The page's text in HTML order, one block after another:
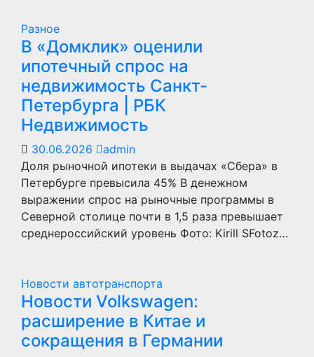
Разное
В «Домклик» оценили
ипотечный спрос на
недвижимость Санкт-
Петербурга | РБК
Недвижимость
30.06.2026
admin
Доля рыночной ипотеки в выдачах «Сбера» в
Петербурге превысила 45% В денежном
выражении спрос на рыночные программы в
Северной столице почти в 1,5 раза превышает
среднероссийский уровень Фото: Kirill SFotoz…
Новости автотранспорта
Новости Volkswagen:
расширение в Китае и
сокращения в Германии